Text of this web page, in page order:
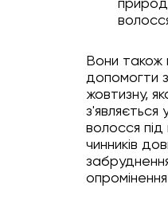
Вони також
допомогти
жовтизну,
з'являється
волосся
чинників